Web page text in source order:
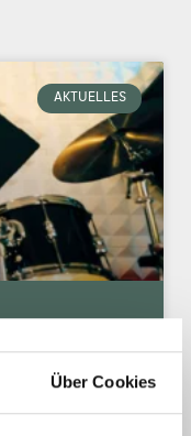
Über Cookies
AKTUELLES